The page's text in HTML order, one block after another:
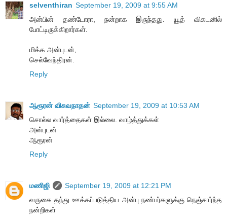
selventhiran September 19, 2009 at 9:55 AM
அன்பின் தண்டோரா, நன்றாக இருந்தது. யூத் விகடனில்
போட்டிருக்கிறார்கள்.
மிக்க அன்புடன்,
செல்வேந்திரன்.
Reply
ஆரூரன் விசுவநாதன் September 19, 2009 at 10:53 AM
சொல்ல வார்த்தைகள் இல்லை. வாழ்த்துக்கள்
அன்புடன்
ஆரூரன்
Reply
மணிஜி
September 19, 2009 at 12:21 PM
வருகை தந்து ஊக்கப்படுத்திய அன்பு நண்பர்களுக்கு நெஞ்சார்ந்த
நன்றிகள்